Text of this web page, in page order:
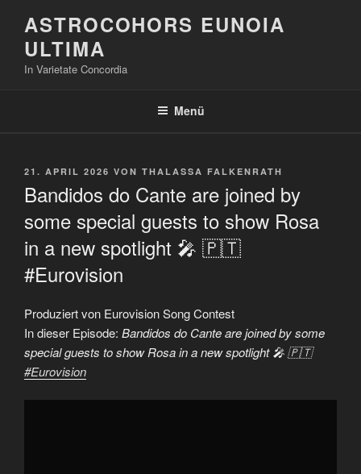
Inhalt
springen
ASTROCOHORS EUNOIA
ULTIMA
In Varietate Concordia
Menü
VERÖFFENTLICHT
21. APRIL 2026 VON THALASSA FALKENRATH
Bandidos do Cante are joined by
some special guests to show Rosa
in a new spotlight 🎤 🇵🇹
#Eurovision
Produziert von Eurovision Song Contest
In dieser Episode: Bandidos do Cante are joined by some
special guests to show Rosa in a new spotlight 🎤 🇵🇹
#Eurovision
„Bandidos